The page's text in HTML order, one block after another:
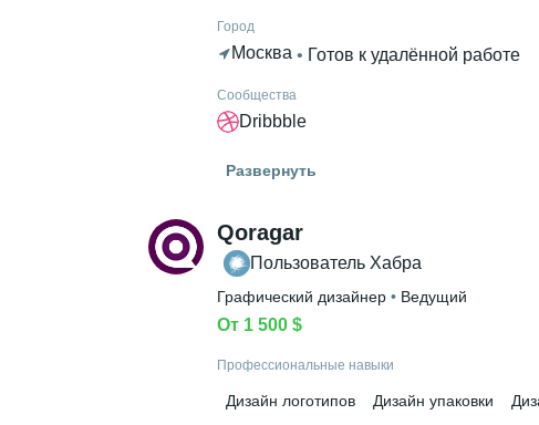
Город
Москва • Готов к удалённой работе
Сообщества
Dribbble
Высшее образование
УрГУ • Искусствоведения и
Дополнительное образование
Оренбургское художественное училище
Развернуть
Qoragar
Пользователь Хабра
Графический дизайнер • Ведущий
От 1 500 $
Профессиональные навыки
Дизайн логотипов Дизайн упаковки